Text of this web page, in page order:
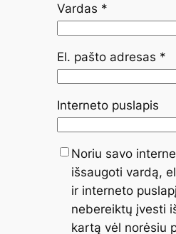
Vardas *
El. pašto adresas *
Interneto puslapis
Noriu savo
išsaugoti vardą,
ir interneto
nebereiktų įvesti
kartą vėl norėsiu